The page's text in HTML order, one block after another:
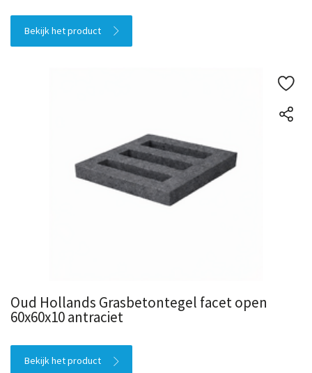
Bekijk het product
Oud Hollands Grasbetontegel facet open
60x60x10 antraciet
Bekijk het product